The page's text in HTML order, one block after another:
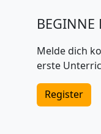
BEGINNE
Melde dich
erste
Register